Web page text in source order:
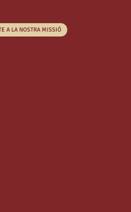
A LA NOSTRA MISSIÓ